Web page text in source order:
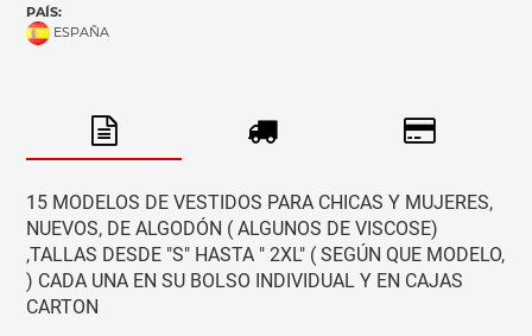
PAÍS:
ESPAÑA
15 MODELOS DE VESTIDOS PARA CHICAS Y MUJERES,
NUEVOS, DE ALGODÓN ( ALGUNOS DE VISCOSE)
,TALLAS DESDE "S" HASTA " 2XL" ( SEGÚN QUE MODELO,
) CADA UNA EN SU BOLSO INDIVIDUAL Y EN CAJAS
CARTON